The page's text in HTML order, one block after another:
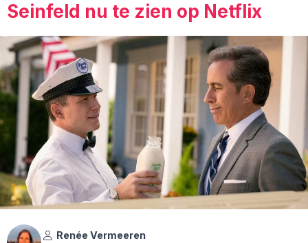
Seinfeld nu te zien op Netflix
Renée Vermeeren